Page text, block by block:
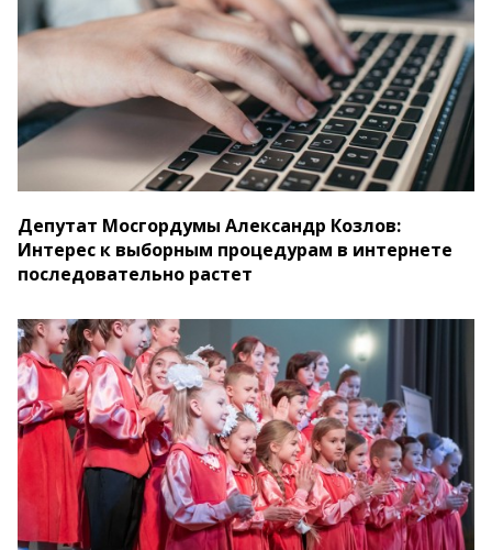
Депутат Мосгордумы Александр Козлов:
Интерес к выборным процедурам в интернете
последовательно растет